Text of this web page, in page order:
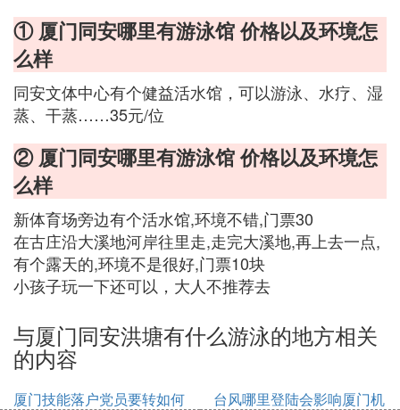
① 厦门同安哪里有游泳馆 价格以及环境怎
么样
同安文体中心有个健益活水馆，可以游泳、水疗、湿
蒸、干蒸……35元/位
② 厦门同安哪里有游泳馆 价格以及环境怎
么样
新体育场旁边有个活水馆,环境不错,门票30
在古庄沿大溪地河岸往里走,走完大溪地,再上去一点,
有个露天的,环境不是很好,门票10块
小孩子玩一下还可以，大人不推荐去
与厦门同安洪塘有什么游泳的地方相关
的内容
厦门技能落户党员要转如何
台风哪里登陆会影响厦门机